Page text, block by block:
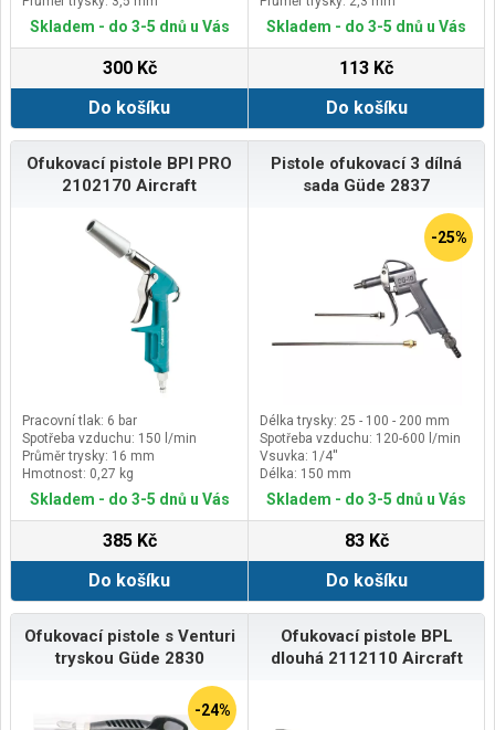
Skladem - do 3-5 dnů u Vás
300 Kč
Do košíku
Skladem - do 3-5 dnů u Vás
113 Kč
Do košíku
Ofukovací pistole BPI PRO
2102170 Aircraft
Pracovní tlak: 6 bar
Spotřeba vzduchu: 150 l/min
Průměr trysky: 16 mm
Hmotnost: 0,27 kg
Skladem - do 3-5 dnů u Vás
385 Kč
Do košíku
Pistole ofukovací 3 dílná
sada Güde 2837
-25%
Délka trysky: 25 - 100 - 200 mm
Spotřeba vzduchu: 120-600 l/min
Vsuvka: 1/4''
Délka: 150 mm
Skladem - do 3-5 dnů u Vás
83 Kč
Do košíku
Ofukovací pistole s Venturi
tryskou Güde 2830
-24%
Ofukovací pistole BPL
dlouhá 2112110 Aircraft